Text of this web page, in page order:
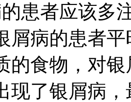
患者应该多
屑病的患者
的食物，对
现了银屑病